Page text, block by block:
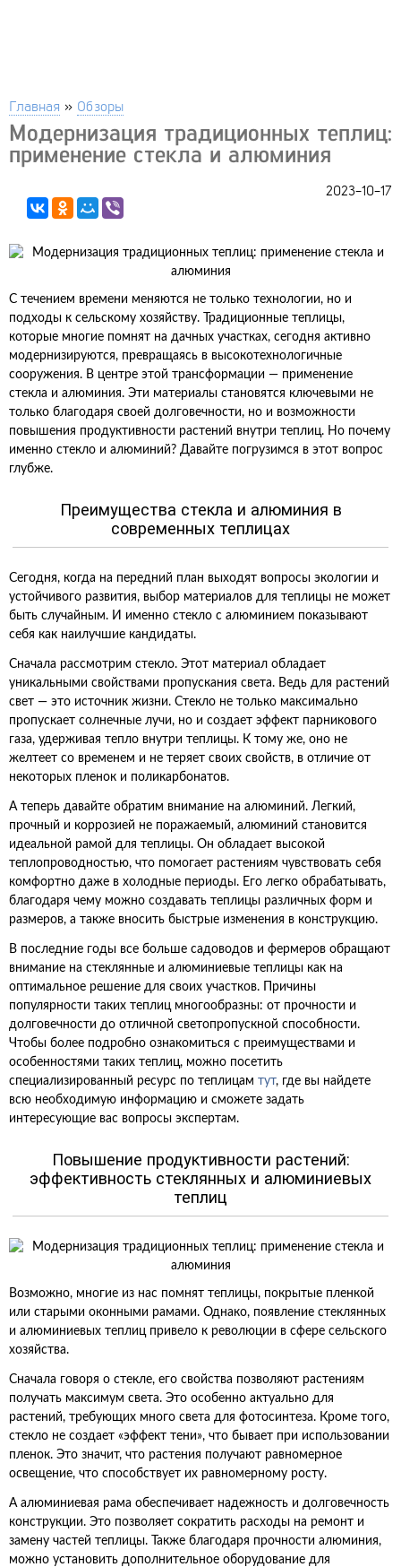
Главная » Обзоры
Модернизация традиционных теплиц:
применение стекла и алюминия
2023-10-17
С течением времени меняются не только технологии, но и
подходы к сельскому хозяйству. Традиционные теплицы,
которые многие помнят на дачных участках, сегодня активно
модернизируются, превращаясь в высокотехнологичные
сооружения. В центре этой трансформации — применение
стекла и алюминия. Эти материалы становятся ключевыми не
только благодаря своей долговечности, но и возможности
повышения продуктивности растений внутри теплиц. Но почему
именно стекло и алюминий? Давайте погрузимся в этот вопрос
глубже.
Преимущества стекла и алюминия в
современных теплицах
Сегодня, когда на передний план выходят вопросы экологии и
устойчивого развития, выбор материалов для теплицы не может
быть случайным. И именно стекло с алюминием показывают
себя как наилучшие кандидаты.
Сначала рассмотрим стекло. Этот материал обладает
уникальными свойствами пропускания света. Ведь для растений
свет — это источник жизни. Стекло не только максимально
пропускает солнечные лучи, но и создает эффект парникового
газа, удерживая тепло внутри теплицы. К тому же, оно не
желтеет со временем и не теряет своих свойств, в отличие от
некоторых пленок и поликарбонатов.
А теперь давайте обратим внимание на алюминий. Легкий,
прочный и коррозией не поражаемый, алюминий становится
идеальной рамой для теплицы. Он обладает высокой
теплопроводностью, что помогает растениям чувствовать себя
комфортно даже в холодные периоды. Его легко обрабатывать,
благодаря чему можно создавать теплицы различных форм и
размеров, а также вносить быстрые изменения в конструкцию.
В последние годы все больше садоводов и фермеров обращают
внимание на стеклянные и алюминиевые теплицы как на
оптимальное решение для своих участков. Причины
популярности таких теплиц многообразны: от прочности и
долговечности до отличной светопропускной способности.
Чтобы более подробно ознакомиться с преимуществами и
особенностями таких теплиц, можно посетить
специализированный ресурс по теплицам тут, где вы найдете
всю необходимую информацию и сможете задать
интересующие вас вопросы экспертам.
Повышение продуктивности растений:
эффективность стеклянных и алюминиевых
теплиц
Возможно, многие из нас помнят теплицы, покрытые пленкой
или старыми оконными рамами. Однако, появление стеклянных
и алюминиевых теплиц привело к революции в сфере сельского
хозяйства.
Сначала говоря о стекле, его свойства позволяют растениям
получать максимум света. Это особенно актуально для
растений, требующих много света для фотосинтеза. Кроме того,
стекло не создает «эффект тени», что бывает при использовании
пленок. Это значит, что растения получают равномерное
освещение, что способствует их равномерному росту.
А алюминиевая рама обеспечивает надежность и долговечность
конструкции. Это позволяет сократить расходы на ремонт и
замену частей теплицы. Также благодаря прочности алюминия,
можно установить дополнительное оборудование для